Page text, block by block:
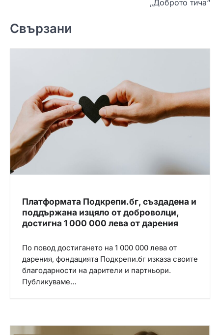
а
ц
и
„Доброто тича“
Свързани
Платформата Подкрепи.бг, създадена и
поддържана изцяло от доброволци,
достигна 1 000 000 лева от дарения
По повод достигането на 1 000 000 лева от
дарения, фондацията Подкрепи.бг изказа своите
благодарности на дарители и партньори.
Публикуваме…